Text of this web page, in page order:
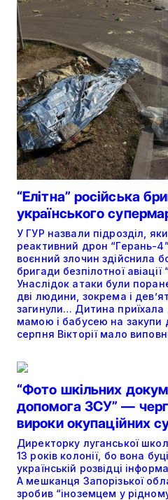
“Елітна” російська
українського
У ГУР назвали підрозділ,
реактивний дрон “Герань-
воєнний злочин здійснила
бригади безпілотної авіації
Унаслідок атаки були
дві людини, зокрема і
загинули… Дитина
мамою і бабусею на
серпня Вікторії мало
“Фото шкільних
допомога ЗСУ” —
вироки окупаційних
Директорку луганської
13 років колонії, бо вона
українській розвідці
А мешканця Запорізької
зробив “іноземцем у